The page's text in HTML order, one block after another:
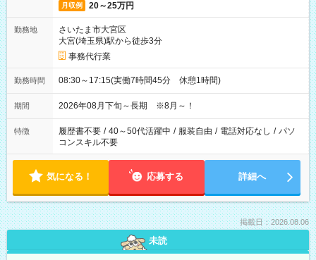
月収例 20～25万円
勤務地
さいたま市大宮区
大宮(埼玉県)駅から徒歩3分
事務代行業
勤務時間 08:30～17:15(実働7時間45分 休憩1時間)
期間 2026年08月下旬～長期 ※8月～！
特徴 履歴書不要 / 40～50代活躍中 / 服装自由 / 電話対応なし / パソ
コンスキル不要
気になる！ 応募する 詳細へ
掲載日：2026.08.06
未読